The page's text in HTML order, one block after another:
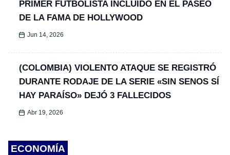
PRIMER FUTBOLISTA INCLUÍDO EN EL PASEO
DE LA FAMA DE HOLLYWOOD
Jun 14, 2026
(COLOMBIA) VIOLENTO ATAQUE SE REGISTRÓ
DURANTE RODAJE DE LA SERIE «SIN SENOS SÍ
HAY PARAÍSO» DEJÓ 3 FALLECIDOS
Abr 19, 2026
ECONOMÍA